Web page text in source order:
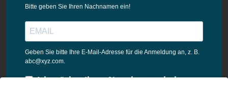
Bitte geben Sie Ihren Nachnamen ein!
Geben Sie bitte Ihre E-Mail-Adresse für die Anmeldung an, z. B.
abc@xyz.com.
Ich möchte Ihren Newsletter erhalten